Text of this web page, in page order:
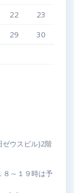
22
23
29
30
ウスビル)2階
～１９時は予